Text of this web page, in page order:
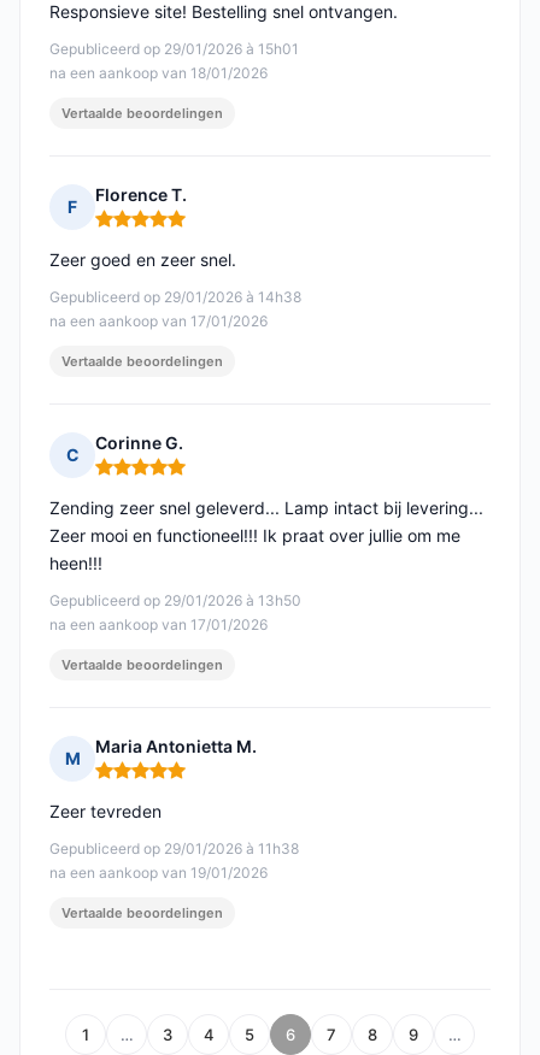
Gepubliceerd op 29/01/2026 à 15h01
na een aankoop van 18/01/2026
Responsieve site! Bestelling snel ontvangen.
Vertaalde beoordelingen
F
Florence T.
Opmerking: 5 van 5
Gepubliceerd op 29/01/2026 à 14h38
na een aankoop van 17/01/2026
Zeer goed en zeer snel.
Vertaalde beoordelingen
C
Corinne G.
Opmerking: 5 van 5
Gepubliceerd op 29/01/2026 à 13h50
na een aankoop van 17/01/2026
Zending zeer snel geleverd... Lamp intact bij levering...
Zeer mooi en functioneel!!! Ik praat over jullie om me
heen!!!
Vertaalde beoordelingen
M
Maria Antonietta M.
Opmerking: 5 van 5
Gepubliceerd op 29/01/2026 à 11h38
na een aankoop van 19/01/2026
Zeer tevreden
Vertaalde beoordelingen
1 … 3 4 5 6 7 8 9 …